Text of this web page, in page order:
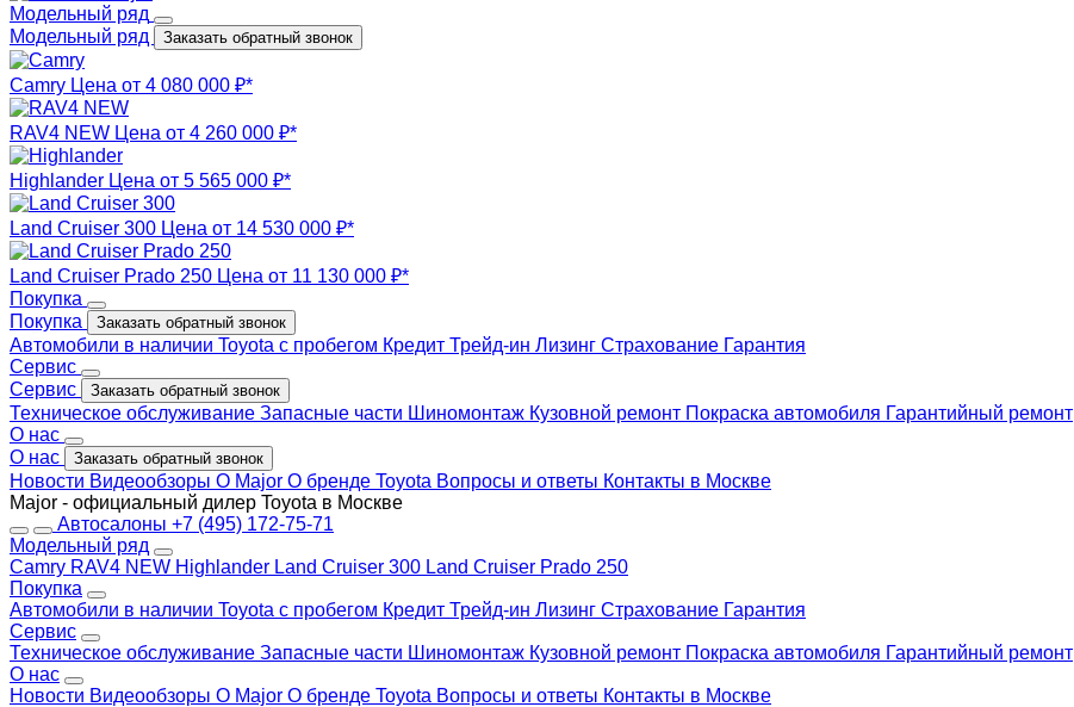
Модельный ряд
Модельный ряд
Заказать обратный звонок
Camry Цена от 4 080 000 ₽*
RAV4 NEW Цена от 4 260 000 ₽*
Highlander Цена от 5 565 000 ₽*
Land Cruiser 300 Цена от 14 530 000 ₽*
Land Cruiser Prado 250 Цена от 11 130 000 ₽*
Покупка
Покупка
Заказать обратный звонок
Автомобили в наличии Toyota с пробегом Кредит Трейд-ин Лизинг Страхование Гарантия
Сервис
Сервис
Заказать обратный звонок
Техническое обслуживание Запасные части Шиномонтаж Кузовной ремонт Покраска автомобиля Гарантийный ремонт
О нас
О нас
Заказать обратный звонок
Новости Видеообзоры О Major О бренде Toyota Вопросы и ответы Контакты в Москве
Major - официальный дилер Toyota в Москве
Автосалоны +7 (495) 172-75-71
Модельный ряд
Camry RAV4 NEW Highlander Land Cruiser 300 Land Cruiser Prado 250
Покупка
Автомобили в наличии Toyota с пробегом Кредит Трейд-ин Лизинг Страхование Гарантия
Сервис
Техническое обслуживание Запасные части Шиномонтаж Кузовной ремонт Покраска автомобиля Гарантийный ремонт
О нас
Новости Видеообзоры О Major О бренде Toyota Вопросы и ответы Контакты в Москве